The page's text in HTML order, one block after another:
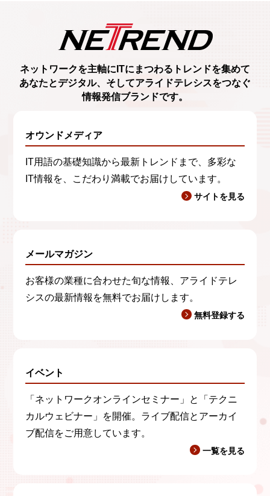
ネットワークを主軸に ITにまつわるトレンドを集めて
あなたとデジタル、 そしてアライドテレシスをつなぐ
情報発信ブランドです。
オウンドメディア
IT用語の基礎知識から最新トレンドまで、多彩な
IT情報を、こだわり満載でお届けしています。
サイトを見る
メールマガジン
お客様の業種に合わせた旬な情報、アライドテレ
シスの最新情報を無料でお届けします。
無料登録する
イベント
「ネットワークオンラインセミナー」と「テクニ
カルウェビナー」を開催。ライブ配信とアーカイ
ブ配信をご用意しています。
一覧を見る